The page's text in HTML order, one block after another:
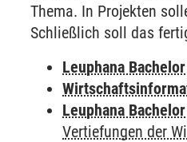
Thema. In Projekten
Schließlich soll das
Leuphana Bachelor
Leuphana Bachelor
Vertiefungen der